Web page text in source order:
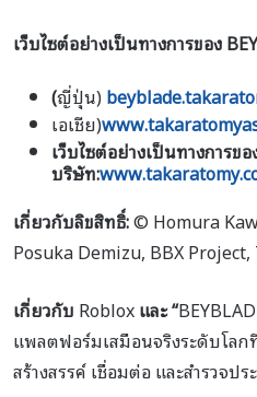
เว็บไซต์อย่างเป็นทางการของ
(ญี่ปุ่น)
เอเชีย)
เว็บไซต์อย่างเป็นทางการขอ
บริษัท:
เกี่ยวกับลิขสิทธิ์:© Homura
Posuka Demizu, BBX
เกี่ยวกับ Robloxและ “
แพลตฟอร์มเสมือนจริงระดับโลก
สร้างสรรค์ เชื่อมต่อ และสำรวจป